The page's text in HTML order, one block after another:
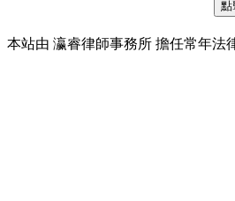
本站由 瀛睿律師事務所 擔任常年法